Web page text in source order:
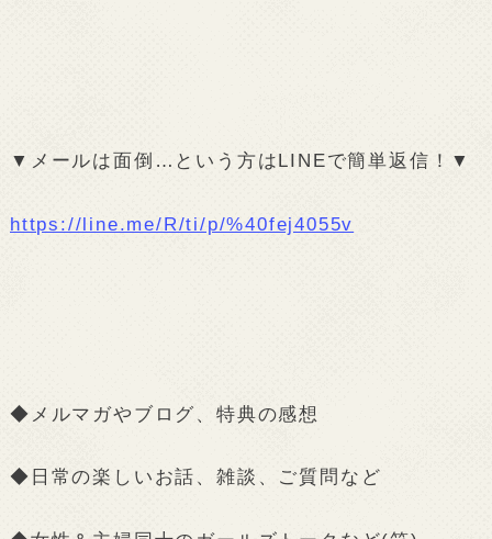
▼メールは面倒…という方はLINEで簡単返信！▼
https://line.me/R/ti/p/%40fej4055v
◆メルマガやブログ、特典の感想
◆日常の楽しいお話、雑談、ご質問など